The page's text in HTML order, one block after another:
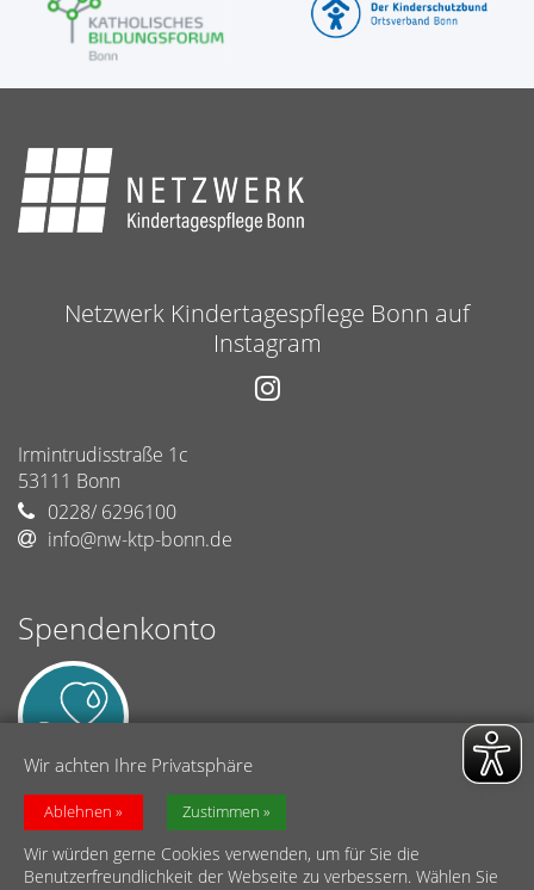
Wir achten Ihre Privatsphäre
Ablehnen Zustimmen
Wir würden gerne Cookies verwenden, um für Sie die
Benutzerfreundlichkeit der Webseite zu verbessern. Wählen Sie
Netzwerk Kindertagespflege Bonn auf
Instagram
Irmintrudisstraße 1c
53111 Bonn
0228/ 6296100
info@nw-ktp-bonn.de
Spendenkonto
Netzwerk Kindertagespflege Bonn (Caritasverband Bonn)
Sparkasse KölnBonn
BIC: COLSDE33